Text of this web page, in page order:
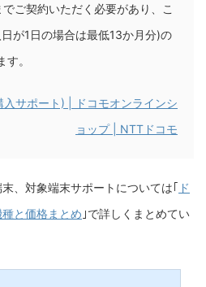
ご契約いただく必要があり、こ
が1日の場合は最低13か月分)の
。
サポート) | ドコモオンラインシ
ョップ | NTTドコモ
、対象端末サポートについては｢ ド
と価格まとめ ｣で詳しくまとめてい